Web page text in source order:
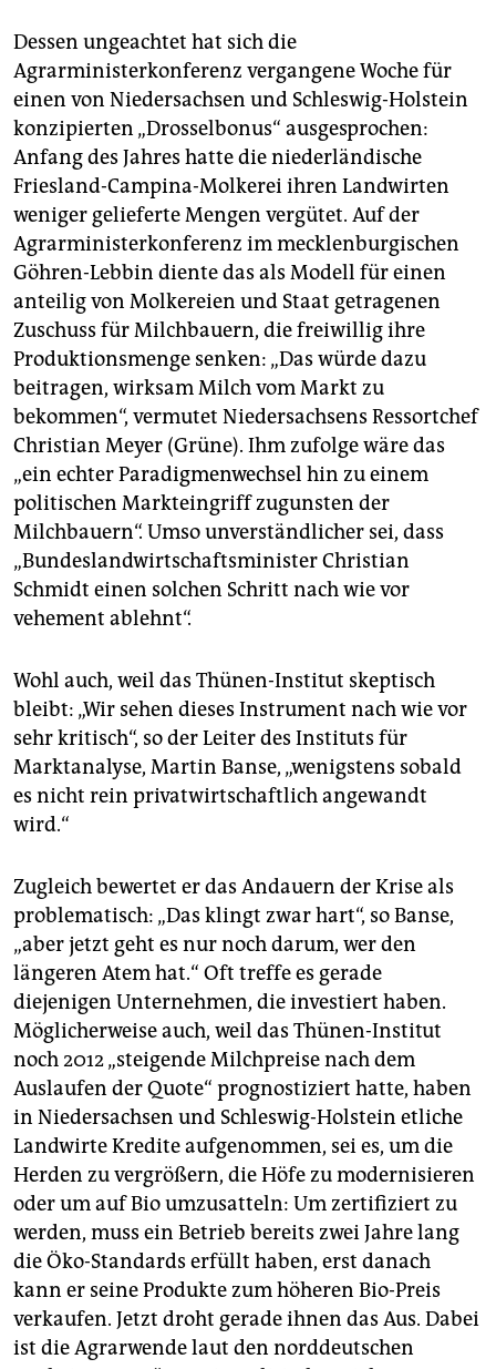
188.000 Tonnen Magermilchpulver, 364.000 Tonnen
Molke/Molkepulver, 490.000 Tonnen Vollmilchpulver
Dessen ungeachtet hat sich die
Agrarministerkonferenz vergangene Woche für
einen von Niedersachsen und Schleswig-Holstein
konzipierten „Drosselbonus“ ausgesprochen:
Anfang des Jahres hatte die niederländische
Friesland-Campina-Molkerei ihren Landwirten
weniger gelieferte Mengen vergütet. Auf der
Agrarministerkonferenz im mecklenburgischen
Göhren-Lebbin diente das als Modell für einen
anteilig von Molkereien und Staat getragenen
Zuschuss für Milchbauern, die freiwillig ihre
Produktionsmenge senken: „Das würde dazu
beitragen, wirksam Milch vom Markt zu
bekommen“, vermutet Niedersachsens Ressortchef
Christian Meyer (Grüne). Ihm zufolge wäre das
„ein echter Paradigmenwechsel hin zu einem
politischen Markteingriff zugunsten der
Milchbauern“. Umso unverständlicher sei, dass
„Bundeslandwirtschaftsminister Christian
Schmidt einen solchen Schritt nach wie vor
vehement ablehnt“.
Wohl auch, weil das Thünen-Institut skeptisch
bleibt: „Wir sehen dieses Instrument nach wie vor
sehr kritisch“, so der Leiter des Instituts für
Marktanalyse, Martin Banse, „wenigstens sobald
es nicht rein privatwirtschaftlich angewandt
wird.“
Zugleich bewertet er das Andauern der Krise als
problematisch: „Das klingt zwar hart“, so Banse,
„aber jetzt geht es nur noch darum, wer den
längeren Atem hat.“ Oft treffe es gerade
diejenigen Unternehmen, die investiert haben.
Möglicherweise auch, weil das Thünen-Institut
noch 2012 „steigende Milchpreise nach dem
Auslaufen der Quote“ prognostiziert hatte, haben
in Niedersachsen und Schleswig-Holstein etliche
Landwirte Kredite aufgenommen, sei es, um die
Herden zu vergrößern, die Höfe zu modernisieren
oder um auf Bio umzusatteln: Um zertifiziert zu
werden, muss ein Betrieb bereits zwei Jahre lang
die Öko-Standards erfüllt haben, erst danach
kann er seine Produkte zum höheren Bio-Preis
verkaufen. Jetzt droht gerade ihnen das Aus. Dabei
ist die Agrarwende laut den norddeutschen